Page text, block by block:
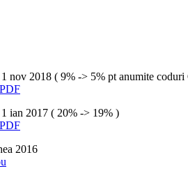
nov 2018 ( 9% -> 5% pt anumite
ian 2017 ( 20% -> 19% )
2016